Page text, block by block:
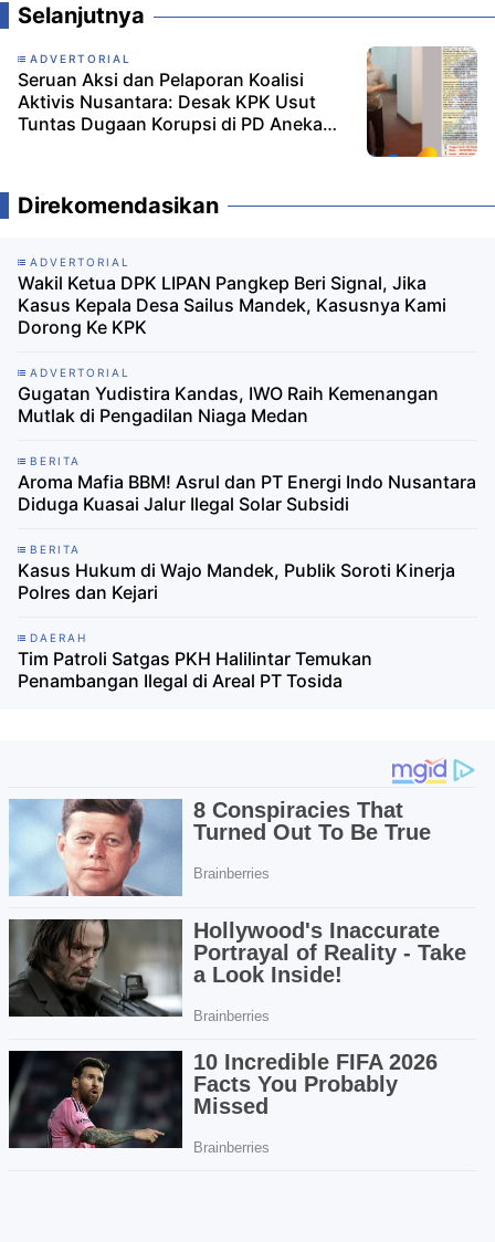
Selanjutnya
ADVERTORIAL
Seruan Aksi dan Pelaporan Koalisi
Aktivis Nusantara: Desak KPK Usut
Tuntas Dugaan Korupsi di PD Aneka
Direkomendasikan
ADVERTORIAL
Wakil Ketua DPK LIPAN Pangkep Beri Signal, Jika
Kasus Kepala Desa Sailus Mandek, Kasusnya Kami
Dorong Ke KPK
ADVERTORIAL
Gugatan Yudistira Kandas, IWO Raih Kemenangan
Mutlak di Pengadilan Niaga Medan
BERITA
Aroma Mafia BBM! Asrul dan PT Energi Indo Nusantara
Diduga Kuasai Jalur Ilegal Solar Subsidi
BERITA
Kasus Hukum di Wajo Mandek, Publik Soroti Kinerja
Polres dan Kejari
DAERAH
Tim Patroli Satgas PKH Halilintar Temukan
Penambangan Ilegal di Areal PT Tosida